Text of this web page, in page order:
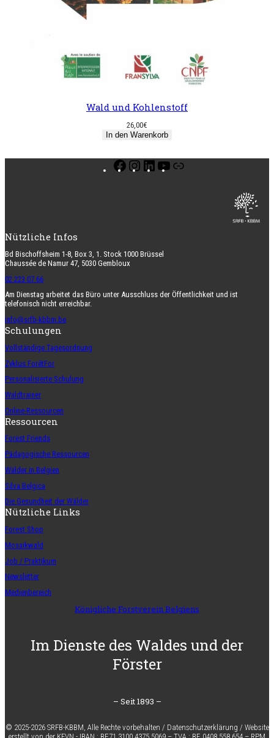
Wald und Kohlenstoff
26,00€
In den Warenkorb
Facebook
Instagram
LinkedInYouTube
Nützliche Infos
Bd Bischoffsheim 1-8, Box 3, 1. Stock 1000 Brüssel
Chaussée de Namur 47, 5030 Gembloux
02 223 07 66
Am Dienstag arbeitet das Büro unter Ausschluss der Öffentlichkeit und ist
telefonisch nicht erreichbar.
info@srfb-kbbm.be
Schulungen
Vollständige Tagesordnung
Zyklus ForêtFor
Personalisierte Schulung
Waldtrainer
Online-Ressourcen
Ressourcen
Forest Friends
Pädagogische Ressourcen
Wälder in Belgien
Silva Belgica
Die Gesundheit der Wälder
Nützliche Links
Forest Shop
Mosaikwald
Job / Praktikum
Newsletter
Medienbereich
Königliche Forstverein Belgiens
Im Dienste des Waldes und der
Förster
– Seit 1893 –
© 2025-2026 SRFB-KBBM, Alle Rechte vorbehalten / Datenschutzerklärung / Website